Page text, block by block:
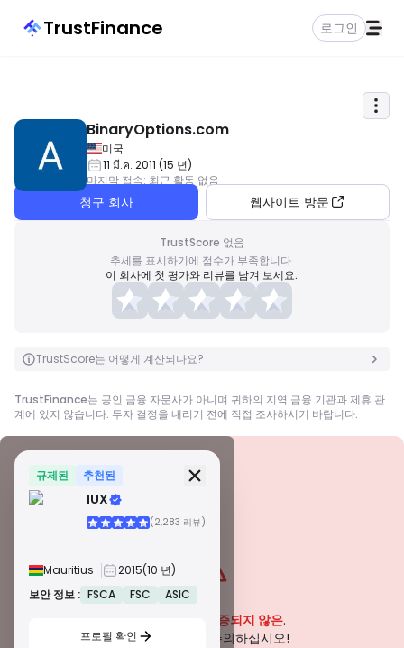
TrustFinance 로그인
BinaryOptions.com
미국
11 มี.ค. 2011 (15 년)
마지막 접속: 최근 활동 없음
청구 회사 웹사이트 방문
TrustScore 없음
추세를 표시하기에 점수가 부족합니다.
이 회사에 첫 평가와 리뷰를 남겨 보세요.
TrustScore는 어떻게 계산되나요?
TrustFinance는 공인 금융 자문사가 아니며 귀하의 지역 금융 기관과 제휴 관
계에 있지 않습니다. 투자 결정을 내리기 전에 직접 조사하시기 바랍니다.
규제된 추천된
IUX
(2,283 리뷰)
Mauritius 2015(10 년)
보안 정보 : FSCA FSC ASIC
프로필 확인
보안 정보
경고
입증되지 않은.
잠재적인 위험에 주의하십시오!
전 세계적으로 유명한 규제 기관에서 발급한 이 라이선스는 엄격한 규정 준수,
존경받는 지역 규제 기관에서 부여하는 이 라이선스는 자금 분리, 재무 보고 및
보상 제도와 같은 강력한 안전 조치를 제공합니다. 티어 1만큼 엄격하지는 않지
만 신뢰할 수 있는 지역 보호를 제공합니다.